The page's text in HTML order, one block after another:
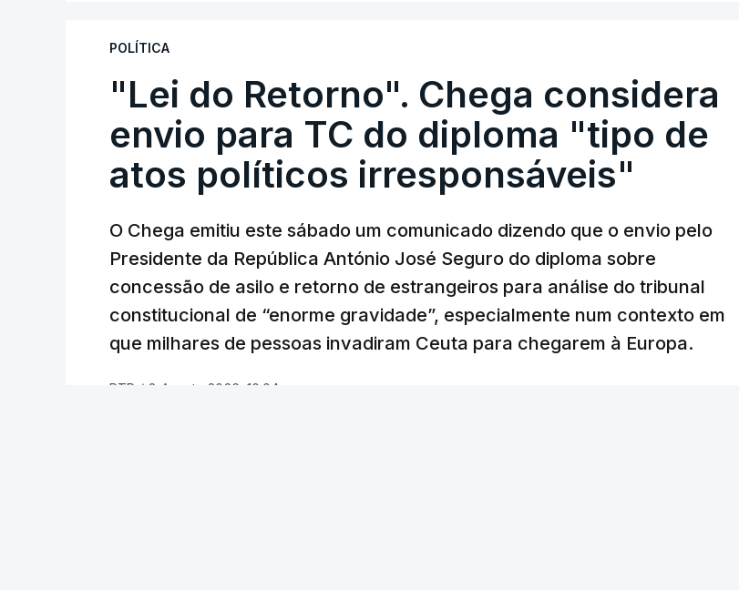
POLÍTICA
"Lei do Retorno". Chega considera
envio para TC do diploma "tipo de
atos políticos irresponsáveis"
O Chega emitiu este sábado um comunicado dizendo que o envio pelo
Presidente da República António José Seguro do diploma sobre
concessão de asilo e retorno de estrangeiros para análise do tribunal
constitucional de “enorme gravidade”, especialmente num contexto em
que milhares de pessoas invadiram Ceuta para chegarem à Europa.
RTP / 8 Agosto 2026, 10:04